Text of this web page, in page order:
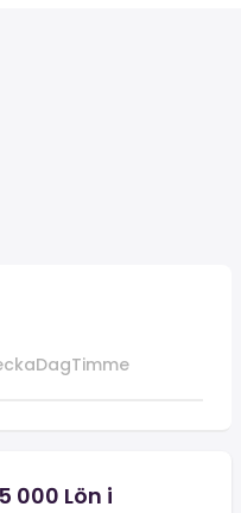
DagTimme
000 Lön i